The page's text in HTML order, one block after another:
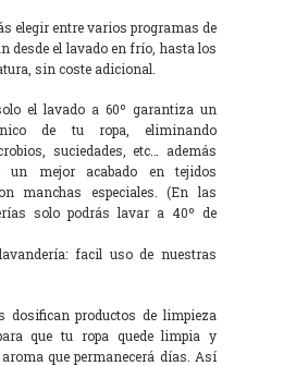
elegir entre varios programas de
desde el lavado en frío, hasta los
sin coste adicional.
el lavado a 60º garantiza un
de tu ropa, eliminando
suciedades, etc… además
un mejor acabado en tejidos
manchas especiales. (En las
solo podrás lavar a 40º de
facil uso de nuestras
dosifican productos de limpieza
que tu ropa quede limpia y
que permanecerá días. Así